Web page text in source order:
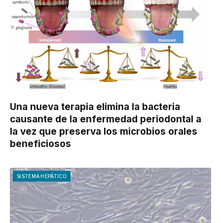
Una nueva terapia elimina la bacteria
causante de la enfermedad periodontal a
la vez que preserva los microbios orales
beneficiosos
SISTEMA HEPÁTICO